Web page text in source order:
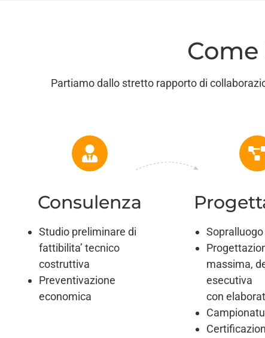
Partiamo dallo stretto rapporto di
Consulenza
Studio preliminare di
fattibilita’ tecnico
costruttiva
Preventivazione
economica
massima,
esecutiva
con